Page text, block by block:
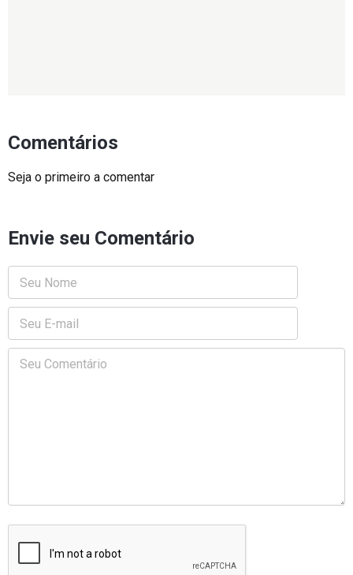
Comentários
Seja o primeiro a comentar
Envie seu Comentário